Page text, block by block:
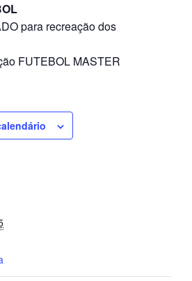
para recreação dos
FUTEBOL MASTER